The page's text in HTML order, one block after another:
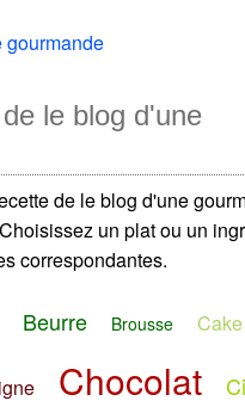
gourmande
le blog d'une
de le blog d'une
un plat ou un
correspondantes.
Beurre Brousse Cake
Chocolat